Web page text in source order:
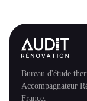
Bureau d'étude
Accompagnateur
France.